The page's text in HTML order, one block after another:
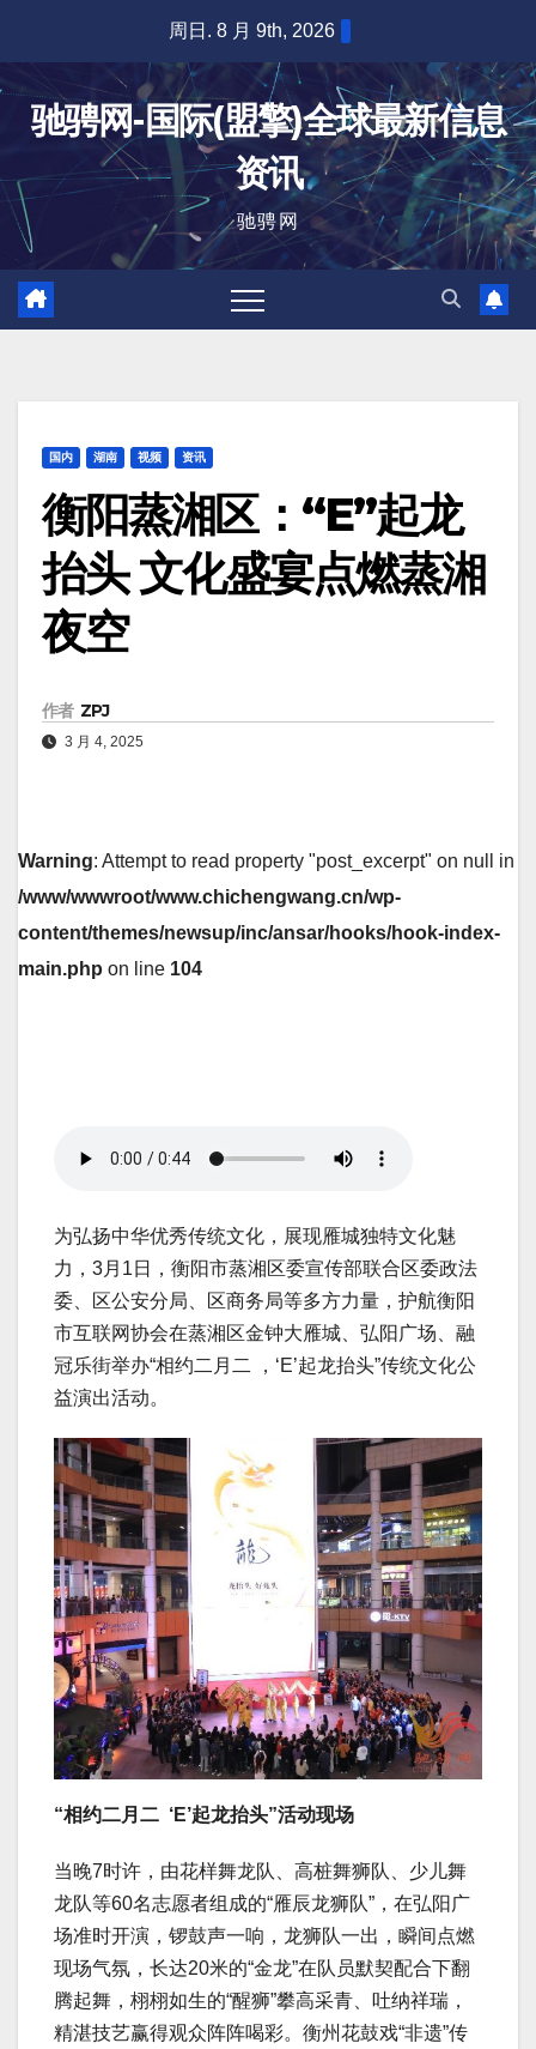
内
周日. 8 月 9th, 2026
驰骋网-国际(盟擎)全球最新信息
资讯
驰骋网
国内 湖南 视频 资讯
衡阳蒸湘区：“E”起龙
抬头 文化盛宴点燃蒸湘
夜空
作者 ZPJ
3 月 4, 2025
Warning: Attempt to read property "post_excerpt" on null in
/www/wwwroot/www.chichengwang.cn/wp-
content/themes/newsup/inc/ansar/hooks/hook-index-
main.php on line 104
为弘扬中华优秀传统文化，展现雁城独特文化魅
力，3月1日，衡阳市蒸湘区委宣传部联合区委政法
委、区公安分局、区商务局等多方力量，护航衡阳
市互联网协会在蒸湘区金钟大雁城、弘阳广场、融
冠乐街举办“相约二月二 ，‘E’起龙抬头”传统文化公
益演出活动。
“相约二月二 ‘E’起龙抬头”活动现场
当晚7时许，由花样舞龙队、高桩舞狮队、少儿舞
龙队等60名志愿者组成的“雁辰龙狮队”，在弘阳广
场准时开演，锣鼓声一响，龙狮队一出，瞬间点燃
现场气氛，长达20米的“金龙”在队员默契配合下翻
腾起舞，栩栩如生的“醒狮”攀高采青、吐纳祥瑞，
精湛技艺赢得观众阵阵喝彩。衡州花鼓戏“非遗”传